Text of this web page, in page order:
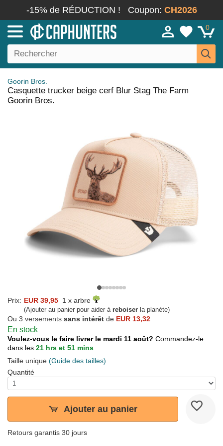
-15% de RÉDUCTION ! Coupon: CH2026
0
Goorin Bros.
Casquette trucker beige cerf Blur Stag The Farm
Goorin Bros.
Prix: EUR 39,95 1 x arbre
(Ajouter au panier pour aider à reboiser la planète)
Ou 3 versements sans intérêt de EUR 13,32
En stock
Voulez-vous le faire livrer le mardi 11 août? Commandez-le
dans les 21 hrs et 51 mins
Taille unique (Guide des tailles)
Quantité
Ajouter au panier
Retours garantis 30 jours